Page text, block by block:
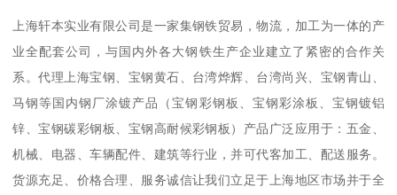
上海轩本实业有限公司是一家集钢铁贸易，物流，加工为一体的产
业全配套公司，与国内外各大钢铁生产企业建立了紧密的合作关
系。代理上海宝钢、宝钢黄石、台湾烨辉、台湾尚兴、宝钢青山、
马钢等国内钢厂涂镀产品（宝钢彩钢板、宝钢彩涂板、宝钢镀铝
锌、宝钢碳彩钢板、宝钢高耐候彩钢板）产品广泛应用于：五金、
机械、电器、车辆配件、建筑等行业，并可代客加工、配送服务。
货源充足、价格合理、服务诚信让我们立足于上海地区市场并于全